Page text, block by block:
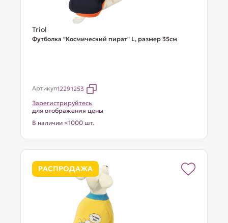
Triol
Футболка "Космический пират" L, размер 35см
Артикул12291253
Зарегистрируйтесь
для отображения цены
В наличии <1000 шт.
РАСПРОДАЖА